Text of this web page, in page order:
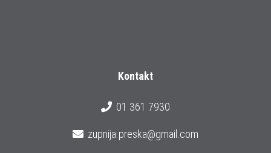
Kontakt
01 361 7930
zupnija.preska@gmail.com